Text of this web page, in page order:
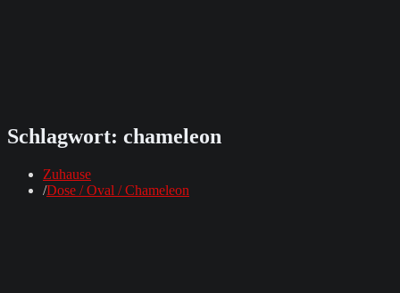
Schlagwort: chameleon
Zuhause
Dose / Oval / Chameleon